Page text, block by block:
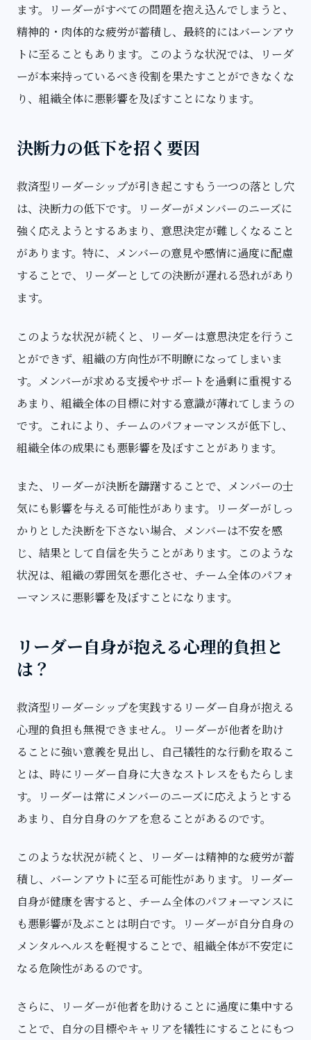
ます。リーダーがすべての問題を抱え込んでしまうと、
精神的・肉体的な疲労が蓄積し、最終的にはバーンアウ
トに至ることもあります。このような状況では、リーダ
ーが本来持っているべき役割を果たすことができなくな
り、組織全体に悪影響を及ぼすことになります。
決断力の低下を招く要因
救済型リーダーシップが引き起こすもう一つの落とし穴
は、決断力の低下です。リーダーがメンバーのニーズに
強く応えようとするあまり、意思決定が難しくなること
があります。特に、メンバーの意見や感情に過度に配慮
することで、リーダーとしての決断が遅れる恐れがあり
ます。
このような状況が続くと、リーダーは意思決定を行うこ
とができず、組織の方向性が不明瞭になってしまいま
す。メンバーが求める支援やサポートを過剰に重視する
あまり、組織全体の目標に対する意識が薄れてしまうの
です。これにより、チームのパフォーマンスが低下し、
組織全体の成果にも悪影響を及ぼすことがあります。
また、リーダーが決断を躊躇することで、メンバーの士
気にも影響を与える可能性があります。リーダーがしっ
かりとした決断を下さない場合、メンバーは不安を感
じ、結果として自信を失うことがあります。このような
状況は、組織の雰囲気を悪化させ、チーム全体のパフォ
ーマンスに悪影響を及ぼすことになります。
リーダー自身が抱える心理的負担と
は？
救済型リーダーシップを実践するリーダー自身が抱える
心理的負担も無視できません。リーダーが他者を助け
ることに強い意義を見出し、自己犠牲的な行動を取るこ
とは、時にリーダー自身に大きなストレスをもたらしま
す。リーダーは常にメンバーのニーズに応えようとする
あまり、自分自身のケアを怠ることがあるのです。
このような状況が続くと、リーダーは精神的な疲労が蓄
積し、バーンアウトに至る可能性があります。リーダー
自身が健康を害すると、チーム全体のパフォーマンスに
も悪影響が及ぶことは明白です。リーダーが自分自身の
メンタルヘルスを軽視することで、組織全体が不安定に
なる危険性があるのです。
さらに、リーダーが他者を助けることに過度に集中する
ことで、自分の目標やキャリアを犠牲にすることにもつ